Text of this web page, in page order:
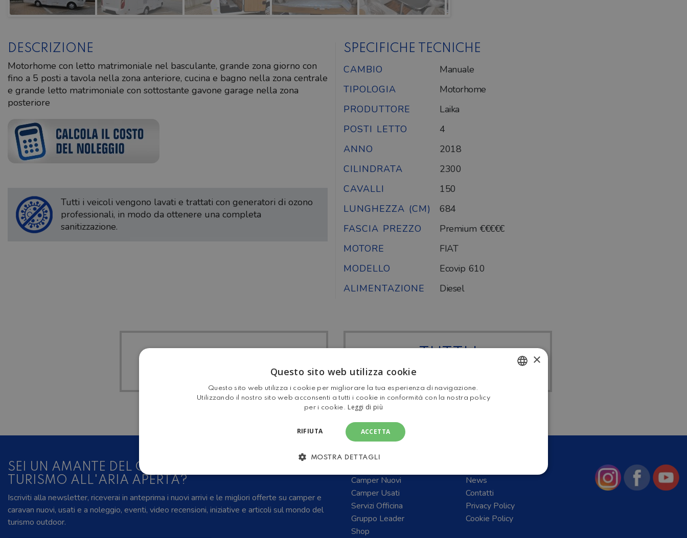
DESCRIZIONE
Motorhome con letto matrimoniale nel basculante, grande zona giorno con
fino a 5 posti a tavola nella zona anteriore, cucina e bagno nella zona centrale
e grande letto matrimoniale con sottostante gavone garage nella zona
posteriore
Tutti i veicoli vengono lavati e trattati con generatori di ozono
professionali, in modo da ottenere una completa
sanitizzazione.
SPECIFICHE TECNICHE
CAMBIO
Manuale
TIPOLOGIA
Motorhome
PRODUTTORE
Laika
POSTI LETTO
4
ANNO
2018
CILINDRATA
2300
CAVALLI
150
LUNGHEZZA (CM)
684
FASCIA PREZZO
Premium €€€€€
MOTORE
FIAT
MODELLO
Ecovip 610
ALIMENTAZIONE
Diesel
MOTORHOME
SEI UN AMANTE DEL CAMPER, DELLE CARAVAN E DEL
TURISMO ALL'ARIA APERTA?
Iscriviti alla newsletter, riceverai in anteprima i nuovi arrivi e le migliori offerte su camper e
caravan nuovi, usati e a noleggio, eventi, video recensioni, iniziative e articoli sul mondo del
turismo outdoor.
Camper Nuovi
Camper Usati
Servizi Officina
Gruppo Leader
Shop
News
Contatti
Privacy Policy
Cookie Policy
×
Questo sito web utilizza cookie
Questo sito web utilizza i cookie per migliorare la tua esperienza di navigazione.
Utilizzando il nostro sito web acconsenti a tutti i cookie in conformità con la nostra policy
per i cookie.
Leggi di più
ACCETTA
RIFIUTA
MOSTRA DETTAGLI